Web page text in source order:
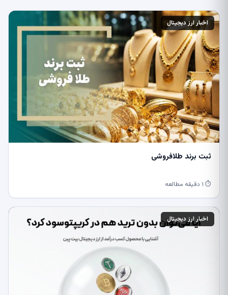
اخبار ارز دیجیتال
ثبت برند طلافروشی
⏱ ۱ دقیقه مطالعه
اخبار ارز دیجیتال